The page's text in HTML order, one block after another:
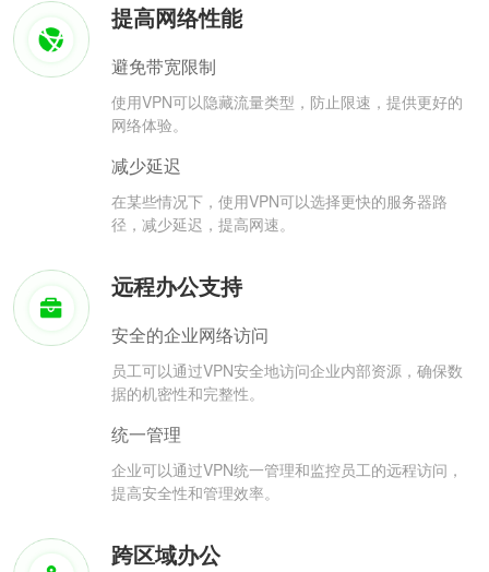
提高网络性能
避免带宽限制
使用VPN可以隐藏流量类型，防止限速，提供更好的
网络体验。
减少延迟
在某些情况下，使用VPN可以选择更快的服务器路
径，减少延迟，提高网速。
远程办公支持
安全的企业网络访问
员工可以通过VPN安全地访问企业内部资源，确保数
据的机密性和完整性。
统一管理
企业可以通过VPN统一管理和监控员工的远程访问，
提高安全性和管理效率。
跨区域办公